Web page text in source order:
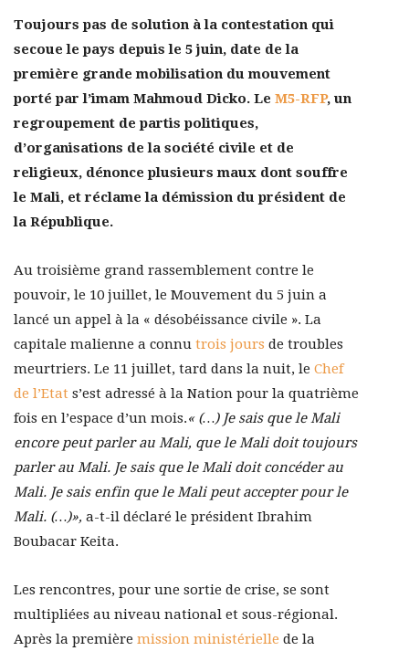
Toujours pas de solution à la contestation qui
secoue le pays depuis le 5 juin, date de la
première grande mobilisation du mouvement
porté par l’imam Mahmoud Dicko. Le M5-RFP, un
regroupement de partis politiques,
d’organisations de la société civile et de
religieux, dénonce plusieurs maux dont souffre
le Mali, et réclame la démission du président de
la République.
Au troisième grand rassemblement contre le
pouvoir, le 10 juillet, le Mouvement du 5 juin a
lancé un appel à la « désobéissance civile ». La
capitale malienne a connu trois jours de troubles
meurtriers. Le 11 juillet, tard dans la nuit, le Chef
de l’Etat s’est adressé à la Nation pour la quatrième
fois en l’espace d’un mois.« (…) Je sais que le Mali
encore peut parler au Mali, que le Mali doit toujours
parler au Mali. Je sais que le Mali doit concéder au
Mali. Je sais enfin que le Mali peut accepter pour le
Mali. (…)», a-t-il déclaré le président Ibrahim
Boubacar Keita.
Les rencontres, pour une sortie de crise, se sont
multipliées au niveau national et sous-régional.
Après la première mission ministérielle de la